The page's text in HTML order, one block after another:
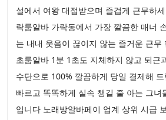
설에서 여왕 대접받으며 즐겁게 근무하
락룸알바 가락동에서 가장 깔끔한 매너
는 내내 웃음이 끊이지 않는 즐거운 근무
초룸알바 1분 1초도 지체하지 않고 퇴근
수단으로 100% 깔끔하게 당일 결제해
빠르고 똑똑하게 실속 챙길 줄 아는 그녀
입니다 노래방알바페이 업계 상위 시급